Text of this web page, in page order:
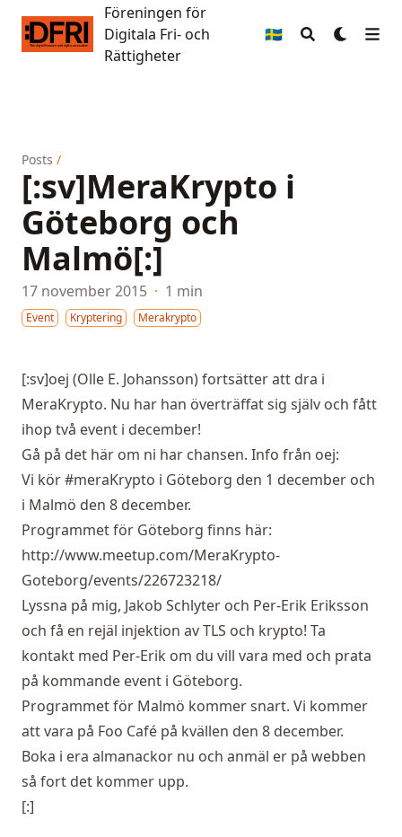
Föreningen för Digitala Fri- och Rättigheter
Föreningen för
Digitala Fri- och
Rättigheter
🇸🇪
Posts /
[:sv]MeraKrypto i
Göteborg och
Malmö[:]
17 november 2015 · 1 min
Event Kryptering Merakrypto
[:sv]oej (Olle E. Johansson) fortsätter att dra i
MeraKrypto. Nu har han överträffat sig själv och fått
ihop två event i december!
Gå på det här om ni har chansen. Info från oej:
Vi kör #meraKrypto i Göteborg den 1 december och
i Malmö den 8 december.
Programmet för Göteborg finns här:
http://www.meetup.com/MeraKrypto-
Goteborg/events/226723218/
Lyssna på mig, Jakob Schlyter och Per-Erik Eriksson
och få en rejäl injektion av TLS och krypto! Ta
kontakt med Per-Erik om du vill vara med och prata
på kommande event i Göteborg.
Programmet för Malmö kommer snart. Vi kommer
att vara på Foo Café på kvällen den 8 december.
Boka i era almanackor nu och anmäl er på webben
så fort det kommer upp.
[:]